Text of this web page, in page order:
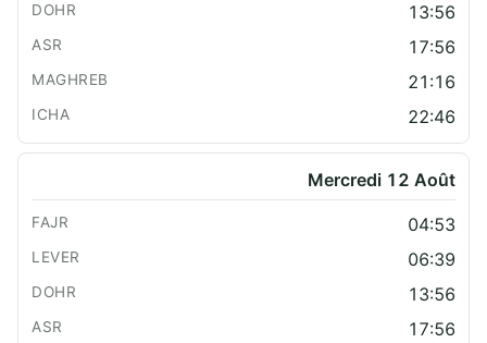
13:56
17:56
21:16
22:46
Mercredi 12 Août
04:53
06:39
13:56
17:56